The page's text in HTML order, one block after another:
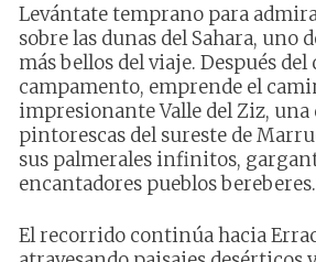
Levántate temprano para
sobre las dunas del Sahara, uno
más bellos del viaje. Después del
campamento, emprende el
impresionante Valle del Ziz, una
pintorescas del sureste de
sus palmerales infinitos,
encantadores pueblos bereberes.
El recorrido continúa hacia